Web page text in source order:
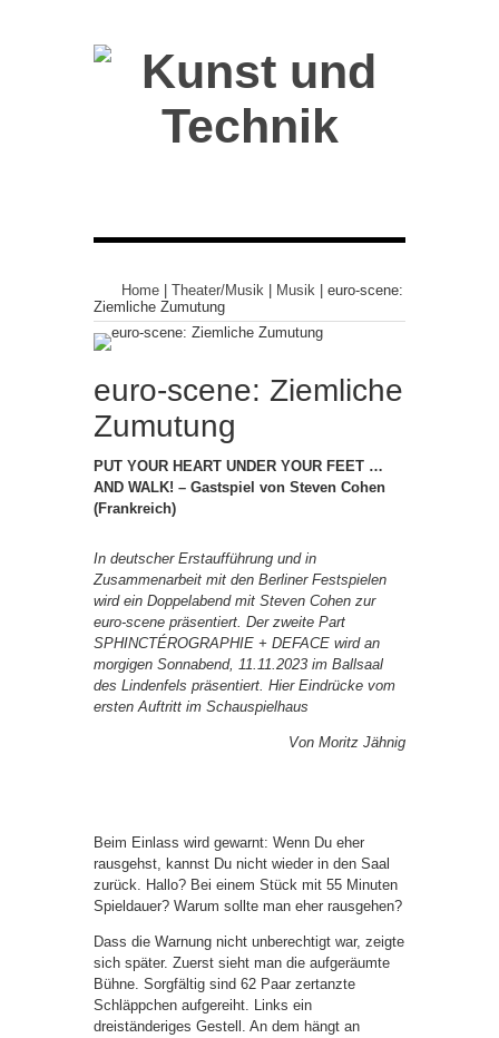
Home Theater/Musik Musik
euro-scene:
Ziemliche Zumutung
euro-scene: Ziemliche
Zumutung
PUT YOUR HEART UNDER YOUR FEET …
AND WALK! – Gastspiel von Steven Cohen
(Frankreich)
In deutscher Erstaufführung und in
Zusammenarbeit mit den Berliner Festspielen
wird ein Doppelabend mit Steven Cohen zur
euro-scene präsentiert. Der zweite Part
SPHINCTÉROGRAPHIE + DEFACE wird an
morgigen Sonnabend, 11.11.2023 im Ballsaal
des Lindenfels präsentiert. Hier Eindrücke vom
ersten Auftritt im Schauspielhaus
Von Moritz Jähnig
Beim Einlass wird gewarnt: Wenn Du eher
rausgehst, kannst Du nicht wieder in den Saal
zurück. Hallo? Bei einem Stück mit 55 Minuten
Spieldauer? Warum sollte man eher rausgehen?
Dass die Warnung nicht unberechtigt war, zeigte
sich später. Zuerst sieht man die aufgeräumte
Bühne. Sorgfältig sind 62 Paar zertanzte
Schläppchen aufgereiht. Links ein
dreiständeriges Gestell. An dem hängt an